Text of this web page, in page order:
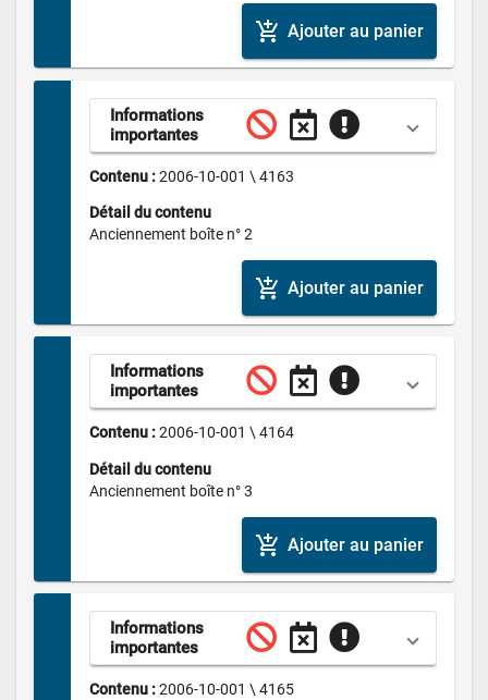
add_shopping_cart Ajouter au panier
Informations
importantes
Contenu : 2006-10-001 \ 4163
Détail du contenu
Anciennement boîte n° 2
add_shopping_cart Ajouter au panier
Informations
importantes
Contenu : 2006-10-001 \ 4164
Détail du contenu
Anciennement boîte n° 3
add_shopping_cart Ajouter au panier
Informations
importantes
Contenu : 2006-10-001 \ 4165